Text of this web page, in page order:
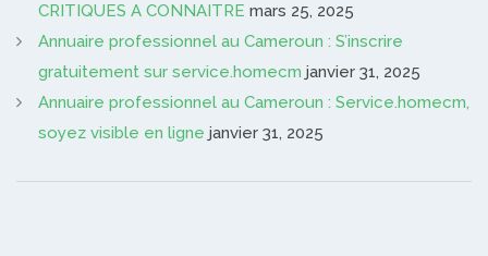
CRITIQUES A CONNAITRE mars 25, 2025
Annuaire professionnel au Cameroun : S’inscrire
gratuitement sur service.homecm janvier 31, 2025
Annuaire professionnel au Cameroun : Service.homecm,
soyez visible en ligne janvier 31, 2025